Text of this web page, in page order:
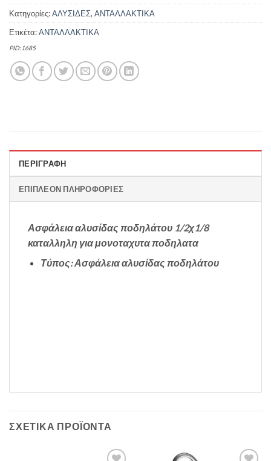
Κατηγορίες:ΑΛΥΣΙΔΕΣ, ΑΝΤΑΛΛΑΚΤΙΚΑ
Ετικέτα:ΑΝΤΑΛΛΑΚΤΙΚΑ
PID:1685
ΠΕΡΙΓΡΑΦΉ
ΕΠΙΠΛΈΟΝ ΠΛΗΡΟΦΟΡΊΕΣ
Ασφάλεια αλυσίδας ποδηλάτου 1/2χ1/8
καταλληλη για μονοταχυτα ποδηλατα
Τύπος: Ασφάλεια αλυσίδας ποδηλάτου
ΣΧΕΤΙΚΆ ΠΡΟΪΌΝΤΑ